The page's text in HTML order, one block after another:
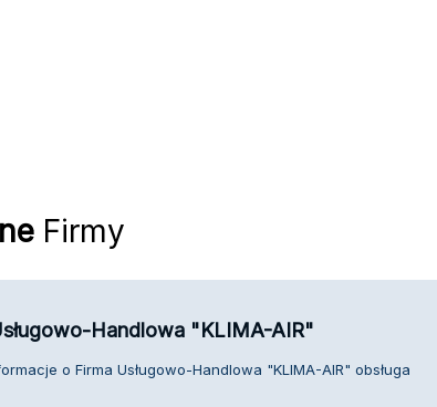
Firmy
Handlowa "KLIMA-AIR"
o Firma Usługowo-Handlowa "KLIMA-AIR" obsługa